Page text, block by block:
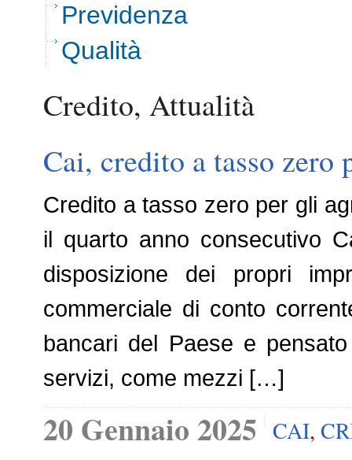
Previdenza
Qualità
Credito, Attualità
Cai, credito a tasso
Credito a tasso zero per gli
il quarto anno consecutivo
disposizione dei propri
commerciale di conto
bancari del Paese e
servizi, come mezzi […]
20 Gennaio 2025 CAI,